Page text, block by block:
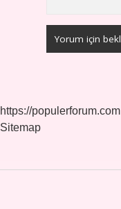
https://populerforum.com
Sitemap